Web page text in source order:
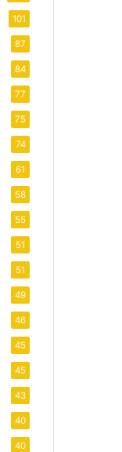
101
87
84
77
75
74
61
58
55
51
51
49
46
45
45
43
40
40